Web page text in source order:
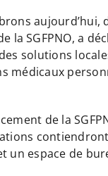
SGFPNO, a
solutions
médicaux
de la
un espace de